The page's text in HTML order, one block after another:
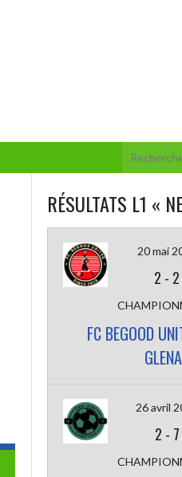
RÉSULTATS L1 «
20 mai
2 - 2
FC BEGOOD
26 avril
2 - 7